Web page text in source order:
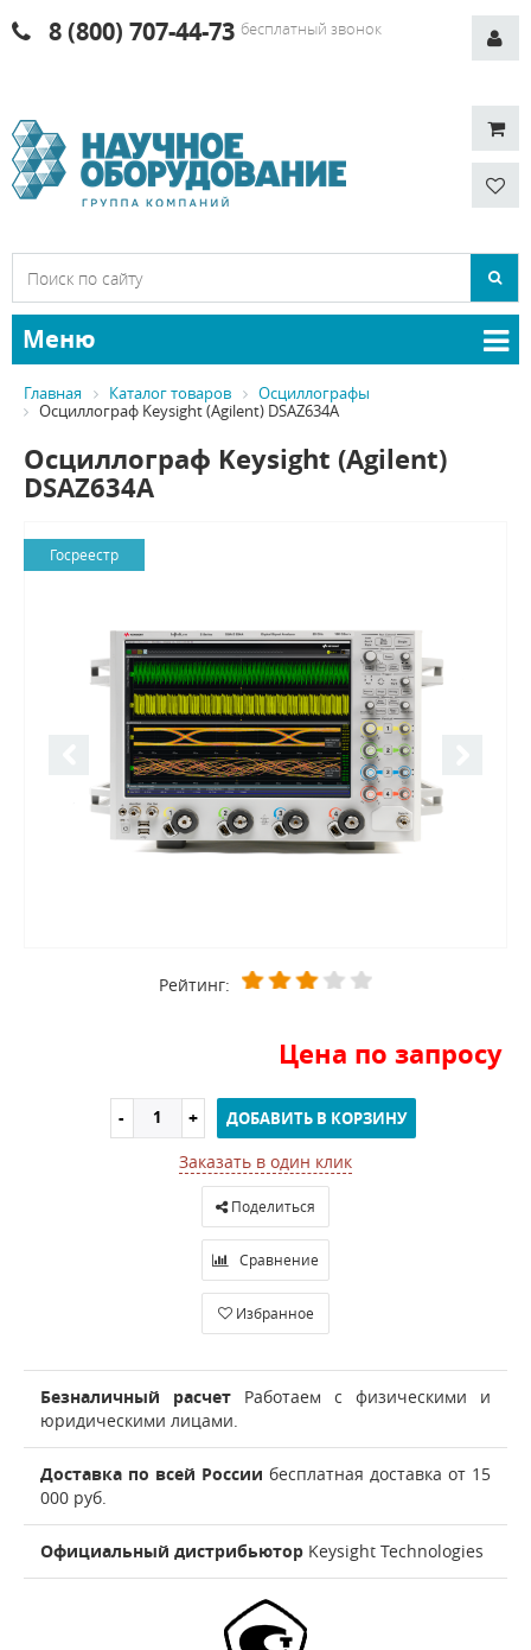
8 (800) 707-44-73 бесплатный звонок
Меню
Главная Каталог товаров
Осциллографы
Осциллограф Keysight (Agilent) DSAZ634A
Осциллограф Keysight (Agilent)
DSAZ634A
Госреестр
Рейтинг:
Цена по запросу
ДОБАВИТЬ В КОРЗИНУ
Заказать в один клик
Поделиться
Сравнение
Избранное
Безналичный расчет Работаем с физическими и
юридическими лицами.
Доставка по всей России бесплатная доставка от 15
000 руб.
Официальный дистрибьютор Keysight Technologies